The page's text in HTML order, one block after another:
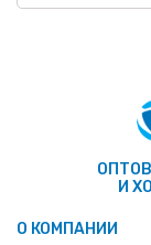
И
О КОМПАНИИ